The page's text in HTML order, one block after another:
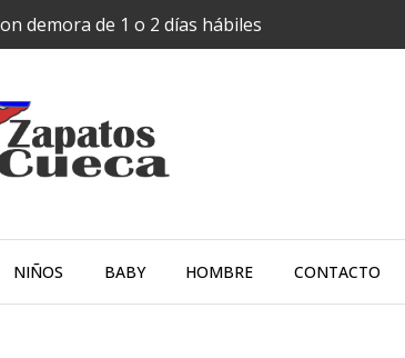
demora de 1 o 2 días hábiles
NIÑOS BABY HOMBRE CONTACTO